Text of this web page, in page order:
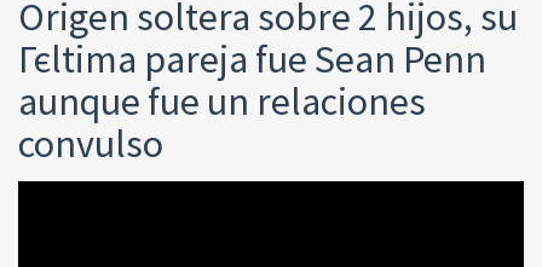
Origen soltera sobre 2 hijos, su
Гєltima pareja fue Sean Penn
aunque fue un relaciones
convulso